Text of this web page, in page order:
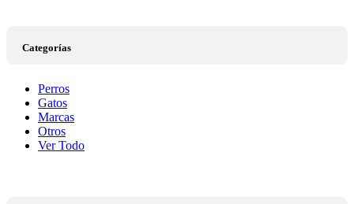
Categorías
Perros
Gatos
Marcas
Otros
Ver Todo